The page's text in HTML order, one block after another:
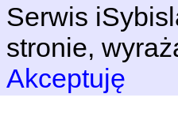
Serwis
stronie,
Akceptuję